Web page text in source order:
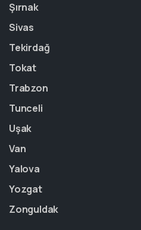
Şırnak
Sivas
Tekirdağ
Tokat
Trabzon
Tunceli
Uşak
Van
Yalova
Yozgat
Zonguldak